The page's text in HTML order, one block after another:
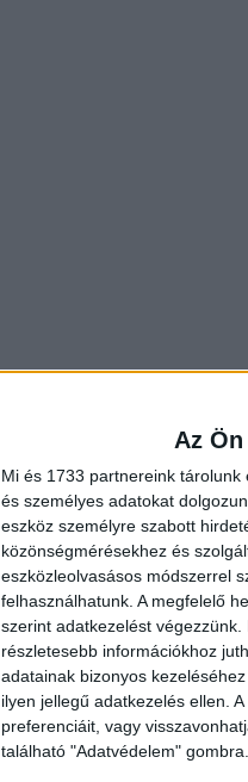
Az
Mi és 1733 partnereink
és személyes adatokat
eszköz személyre szabott
közönségmérésekhez és
eszközleolvasásos módszerrel
felhasználhatunk. A megfelelő
szerint adatkezelést
részletesebb információkhoz
adatainak bizonyos
ilyen jellegű adatkezelés ellen.
preferenciáit, vagy
található "Adatvédelem" gombra.